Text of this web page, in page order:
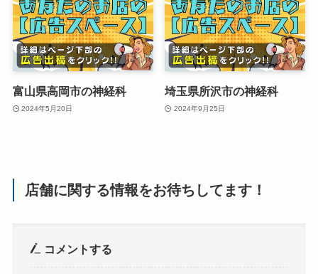
富山県高岡市の神経科
2024年5月20日
埼玉県所沢市の神経科
2024年9月25日
店舗に関する情報をお待ちしてます！
コメントする